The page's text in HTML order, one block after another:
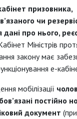
призовника,
чи
про нього,
Міністрів
закону має
е-
мобілізації
постійно
документ